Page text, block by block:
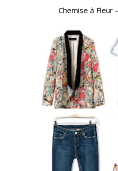
Chemise à Fleur-